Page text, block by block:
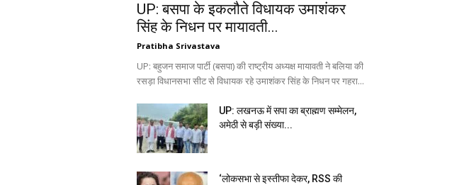
UP: बसपा के इकलौते विधायक उमाशंकर
सिंह के निधन पर मायावती...
Pratibha Srivastava
UP: बहुजन समाज पार्टी (बसपा) की राष्ट्रीय अध्यक्ष मायावती ने बलिया की
रसड़ा विधानसभा सीट से विधायक रहे उमाशंकर सिंह के निधन पर गहरा...
UP: लखनऊ में सपा का ब्राह्मण सम्मेलन,
अमेठी से बड़ी संख्या...
‘लोकसभा से इस्तीफा देकर, RSS की